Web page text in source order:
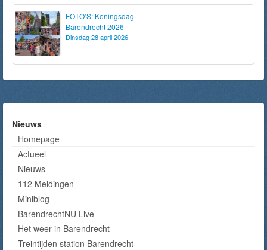
FOTO’S: Koningsdag
Barendrecht 2026
Dinsdag 28 april 2026
Nieuws
Homepage
Actueel
Nieuws
112 Meldingen
Miniblog
BarendrechtNU Live
Het weer in Barendrecht
Treintijden station Barendrecht